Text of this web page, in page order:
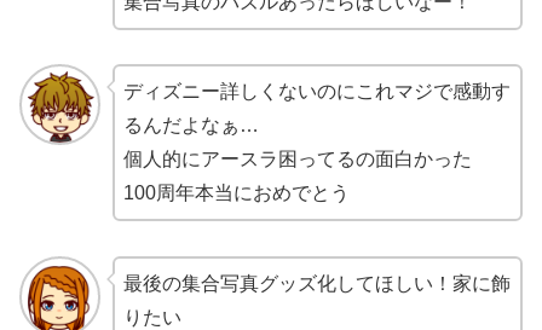
ディズニー詳しくないのにこれマジで感動す
るんだよなぁ…
個人的にアースラ困ってるの面白かった
100周年本当におめでとう
最後の集合写真グッズ化してほしい！家に飾
りたい